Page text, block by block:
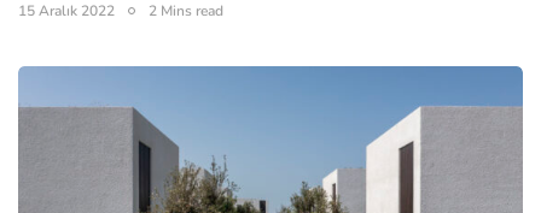
15 Aralık 2022 2 Mins read